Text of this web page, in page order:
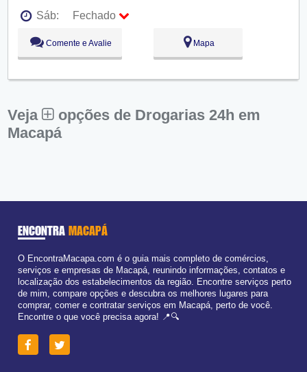
Sáb:
Fechado
Seg:
Ter:
09:00 - 18:00
Qua:
09:00 - 18:00
Sex:
09:00 - 18:00
Dom:
Fechado
Comente e Avalie Mapa
Veja
opções de Drogarias 24h em
Macapá
ENCONTRA MACAPÁ
O EncontraMacapa.com é o guia mais completo de comércios,
serviços e empresas de Macapá, reunindo informações, contatos e
localização dos estabelecimentos da região. Encontre serviços perto
de mim, compare opções e descubra os melhores lugares para
comprar, comer e contratar serviços em Macapá, perto de você.
Encontre o que você precisa agora! 📍🔍